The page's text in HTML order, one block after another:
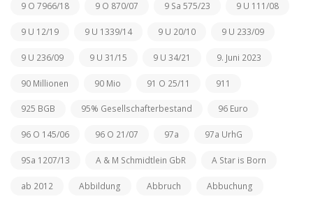
9 O 7966/18 9 O 870/07 9 Sa 575/23 9 U 111/08
9 U 12/19 9 U 1339/14 9 U 20/10 9 U 233/09
9 U 236/09 9 U 31/15 9 U 34/21 9. Juni 2023
90 Millionen 90 Mio 91 O 25/11 911
925 BGB 95% Gesellschafterbestand 96 Euro
96 O 145/06 96 O 21/07 97a 97a UrhG
9Sa 1207/13 A & M Schmidtlein GbR A Star is Born
ab 2012 Abbildung Abbruch Abbuchung